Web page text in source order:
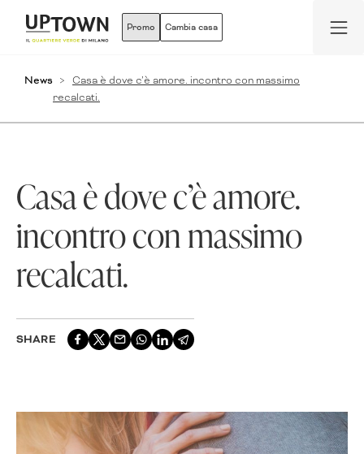
Promo Cambia casa
News
Casa è dove c’è amore. incontro con massimo
recalcati.
Casa è dove c’è amore.
incontro con massimo
recalcati.
SHARE